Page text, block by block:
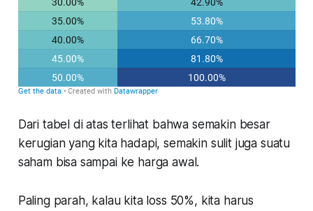
Dari tabel di atas terlihat bahwa semakin besar
kerugian yang kita hadapi, semakin sulit juga suatu
saham bisa sampai ke harga awal.
Paling parah, kalau kita loss 50%, kita harus